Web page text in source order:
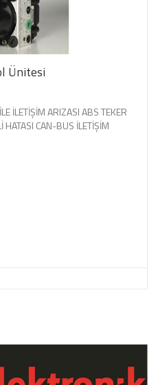
Ünitesi
İLETİŞİM ARIZASI ABS TEKER
HATASI CAN-BUS İLETİŞİM